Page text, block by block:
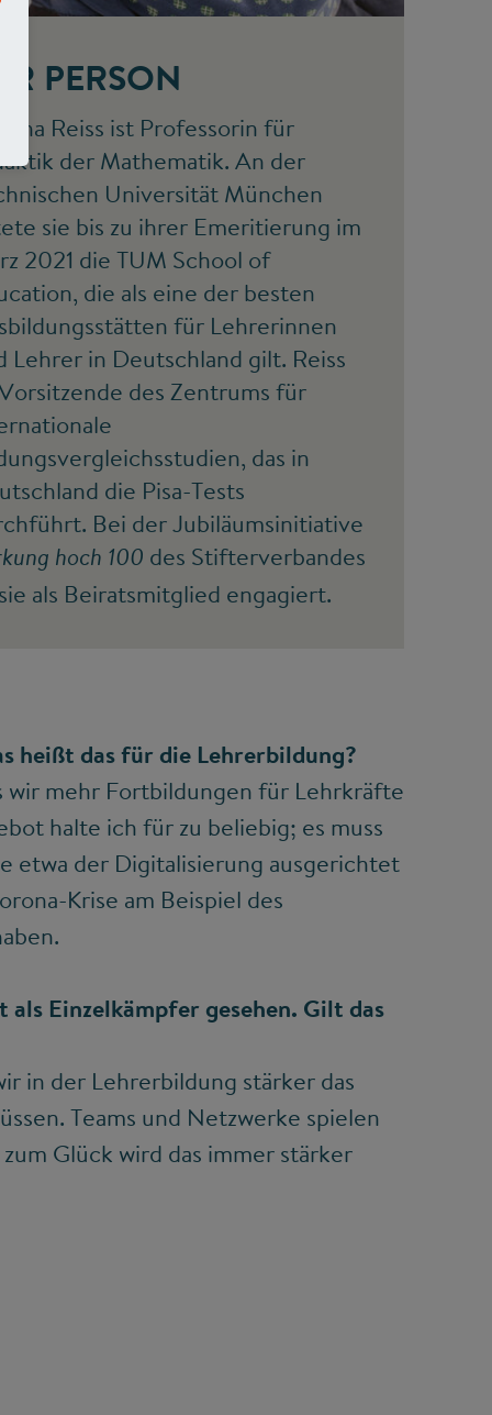
PERSON
Reiss ist Professorin für
der Mathematik. An der
Universität München
sie bis zu ihrer Emeritierung im
2021 die TUM School of
die als eine der besten
für Lehrerinnen
Lehrer in Deutschland gilt. Reiss
des Zentrums für
das in
die Pisa-Tests
Bei der Jubiläumsinitiative
hoch 100 des Stifterverbandes
als Beiratsmitglied engagiert.
heißt das für die Lehrerbildung?
wir mehr Fortbildungen für Lehrkräfte
halte ich für zu beliebig; es muss
etwa der Digitalisierung ausgerichtet
Krise am Beispiel des
Einzelkämpfer gesehen. Gilt das
in der Lehrerbildung stärker das
Teams und Netzwerke spielen
Glück wird das immer stärker